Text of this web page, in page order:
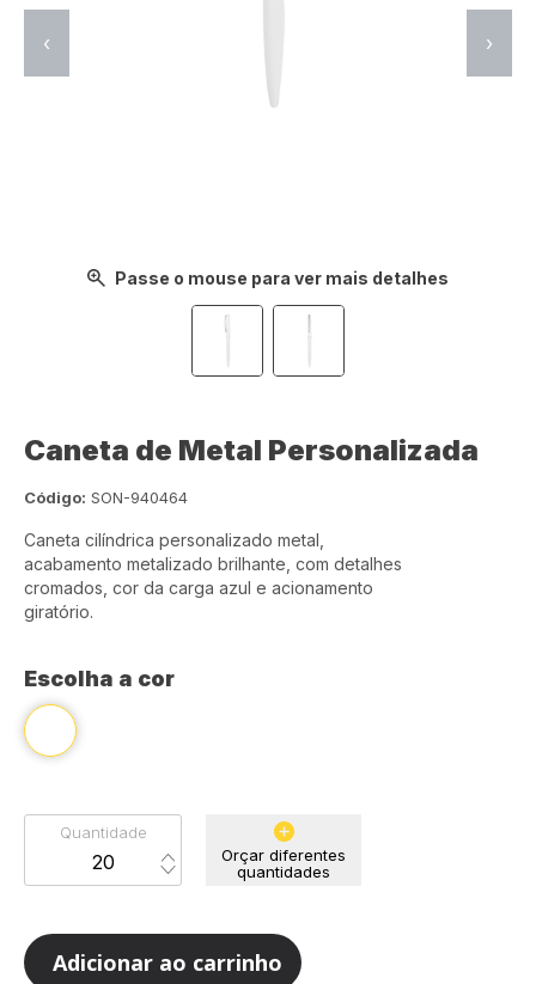
Passe o mouse para ver mais detalhes
‹ ›
Caneta de Metal Personalizada
Código: SON-940464
Caneta cilíndrica personalizado metal,
acabamento metalizado brilhante, com detalhes
cromados, cor da carga azul e acionamento
giratório.
Escolha a cor
Quantidade
Orçar diferentes
quantidades
Adicionar ao carrinho